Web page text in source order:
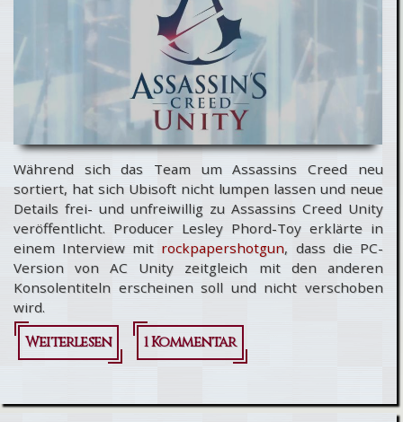
Während sich das Team um Assassins Creed neu
sortiert, hat sich Ubisoft nicht lumpen lassen und neue
Details frei- und unfreiwillig zu Assassins Creed Unity
veröffentlicht. Producer Lesley Phord-Toy erklärte in
einem Interview mit rockpapershotgun, dass die PC-
Version von AC Unity zeitgleich mit den anderen
Konsolentiteln erscheinen soll und nicht verschoben
wird.
Weiterlesen
über News
- PC Version
1 Kommentar